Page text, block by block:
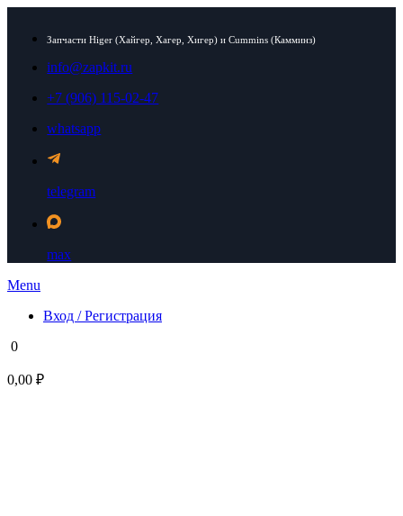
Запчасти Higer (Хайгер, Хагер, Хигер) и Cummins (Камминз)
info@zapkit.ru
+7 (906) 115-02-47
whatsapp
telegram
max
Menu
Вход / Регистрация
0
0,00 ₽